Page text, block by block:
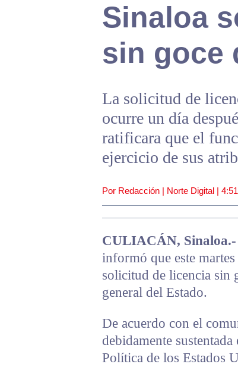
Sinaloa
sin goce
La solicitud de
ocurre un día
ratificara que el
ejercicio de sus
Por Redacción | Norte Digital |
CULIACÁN, Sinaloa.-
informó que este
solicitud de licencia sin
general del Estado.
De acuerdo con el
debidamente
Política de los Estados